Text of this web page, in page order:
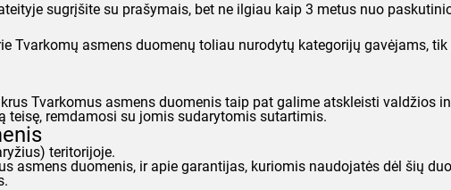
sugrįšite su prašymais, bet ne ilgiau kaip 3 metus nuo
Tvarkomų asmens duomenų toliau nurodytų kategorijų gavėjams,
Tvarkomus asmens duomenis taip pat galime atskleisti valdžios
teisę, remdamosi su jomis sudarytomis sutartimis.
teritorijoje.
duomenis, ir apie garantijas, kuriomis naudojatės dėl šių